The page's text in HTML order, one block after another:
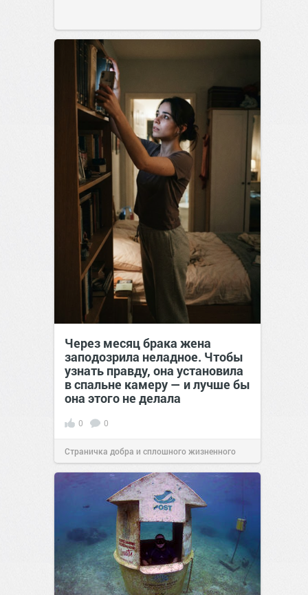
Через месяц брака жена
заподозрила неладное. Чтобы
узнать правду, она установила
в спальне камеру — и лучше бы
она этого не делала
0 0
Страничка добра и сплошного жизненного
позитива!00:29Сегодня